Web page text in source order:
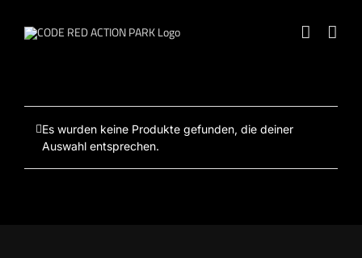
Inhalt
springen
Es wurden keine Produkte gefunden, die deiner
Auswahl entsprechen.